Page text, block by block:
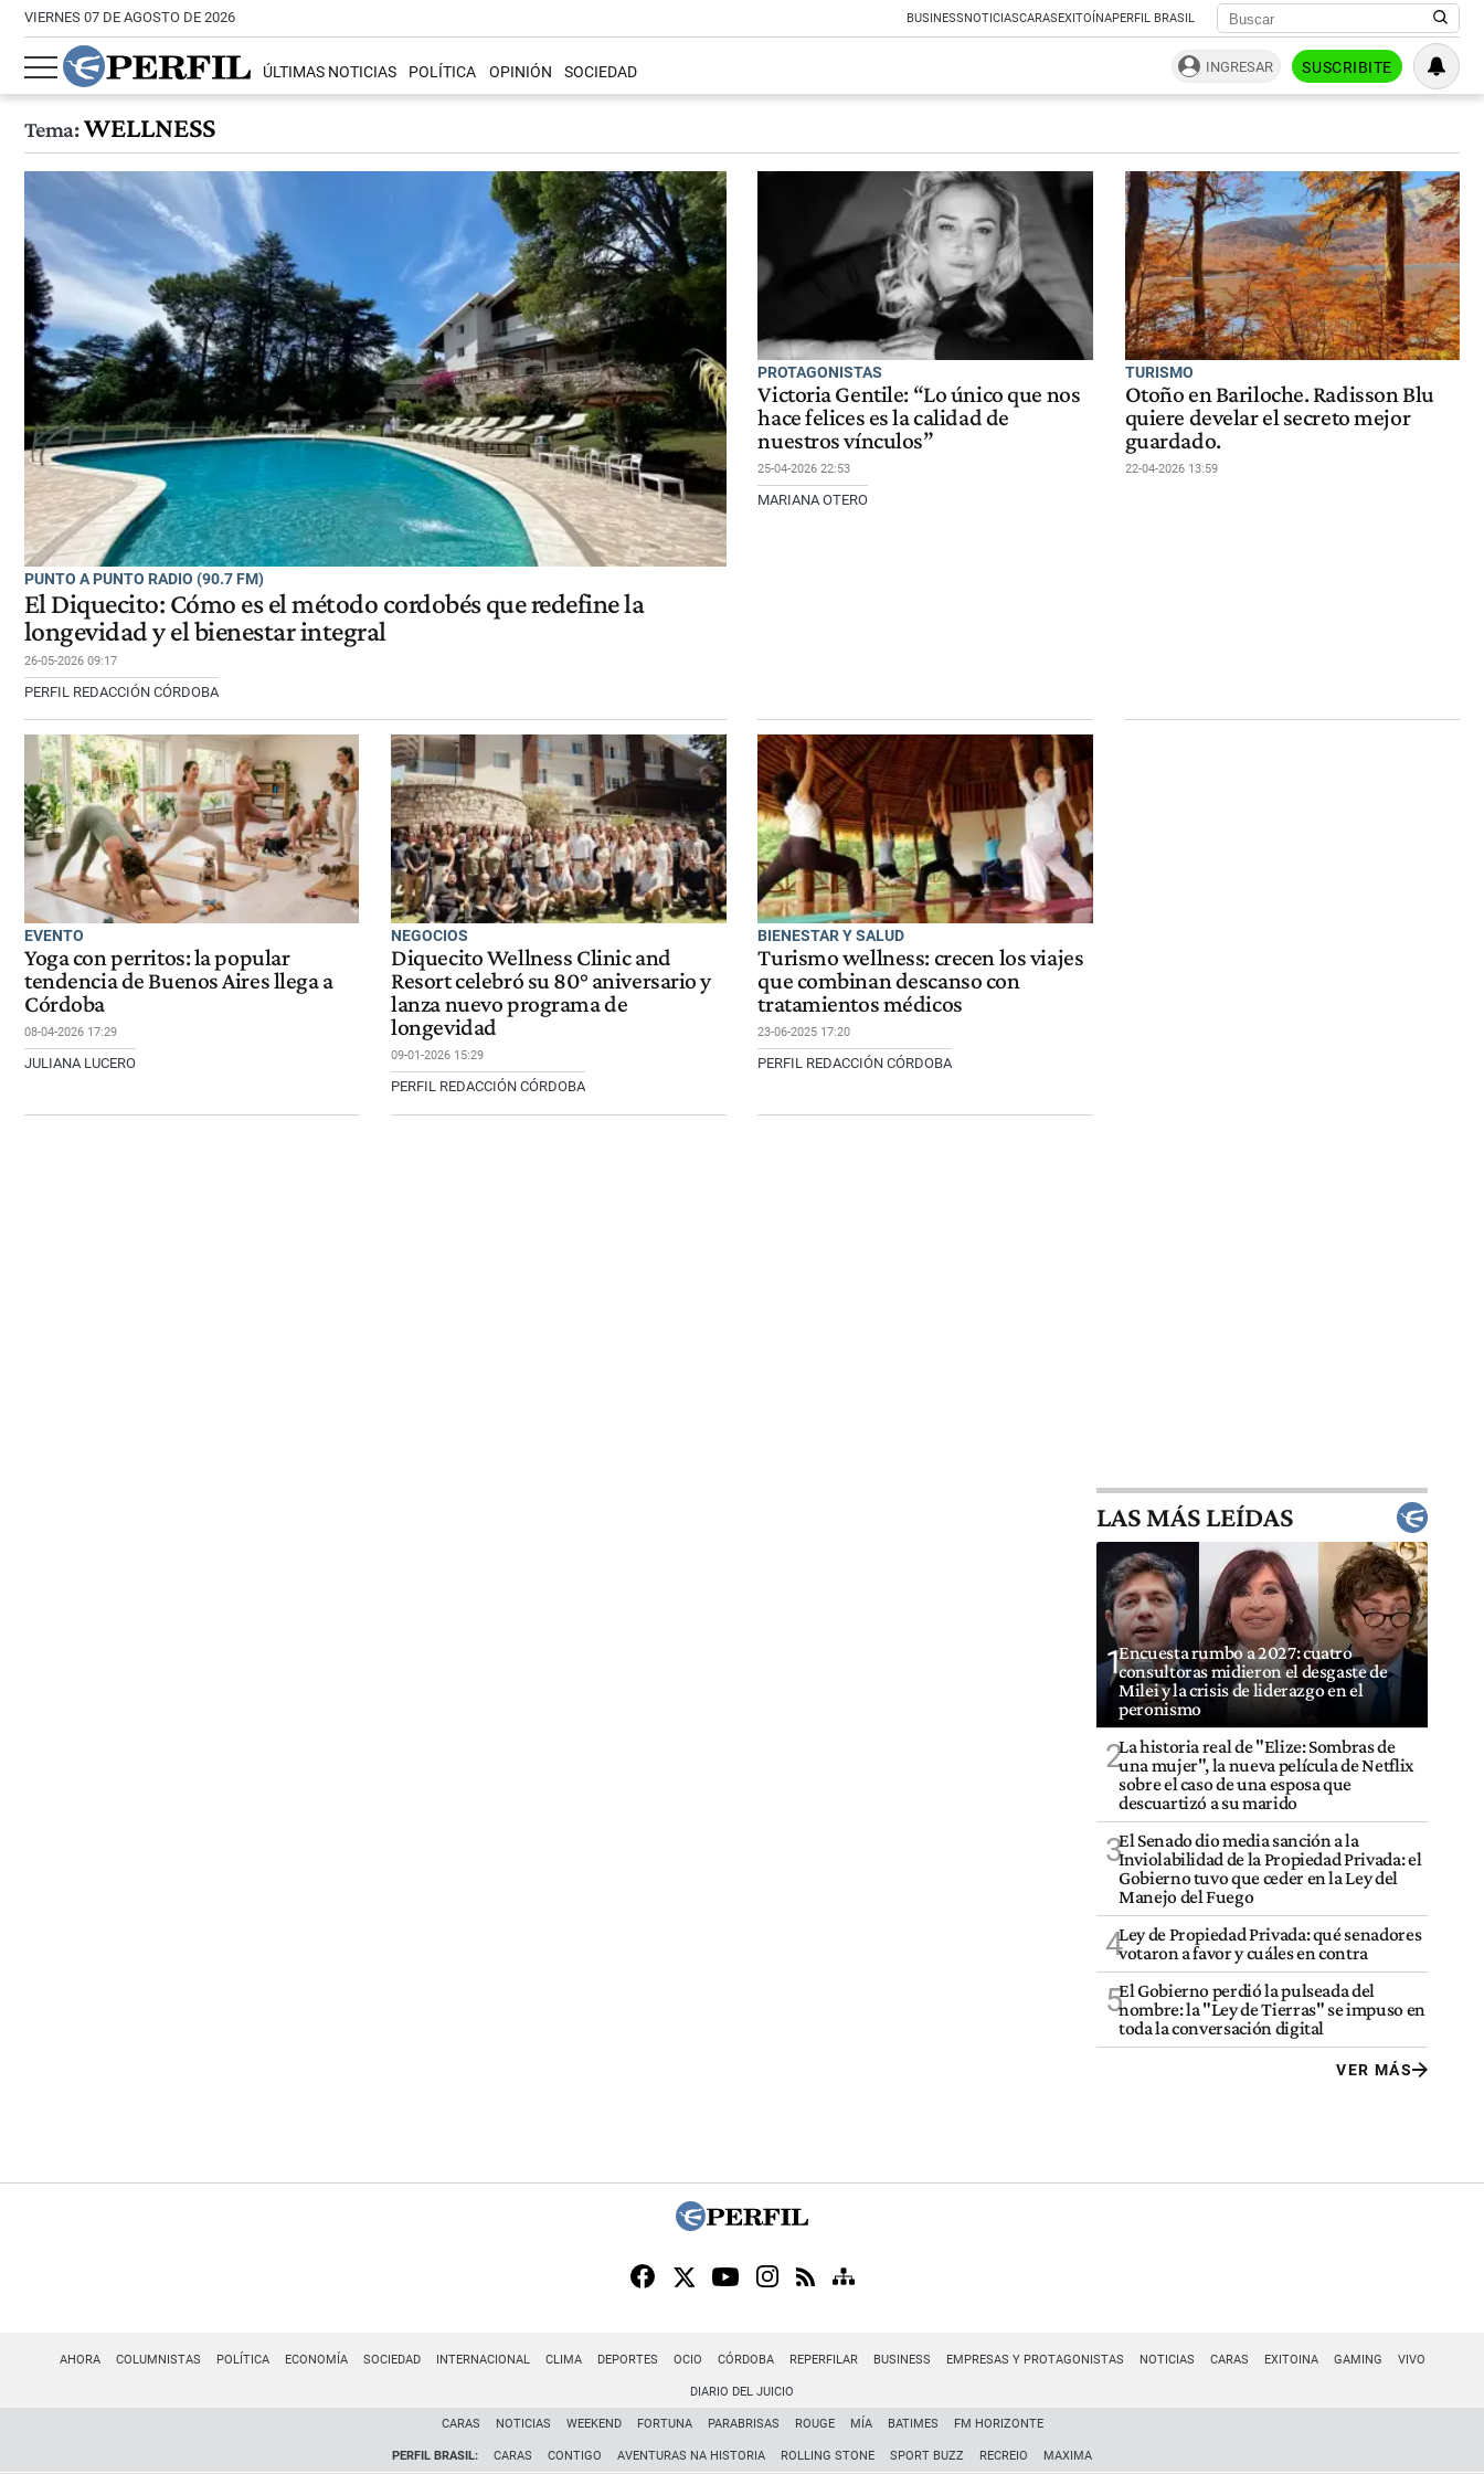
VIERNES 07 DE AGOSTO DE 2026 BUSINESSNOTICIASCARASEXITOÍNAPERFIL BRASIL
ÚLTIMAS NOTICIAS POLÍTICA OPINIÓN SOCIEDAD INGRESAR SUSCRIBITE
Tema:WELLNESS
PUNTO A PUNTO RADIO (90.7 FM)
El Diquecito: Cómo es el método cordobés que redefine la
longevidad y el bienestar integral
26-05-2026 09:17
PERFIL REDACCIÓN CÓRDOBA
PROTAGONISTAS
Victoria Gentile: “Lo único que nos
hace felices es la calidad de
nuestros vínculos”
25-04-2026 22:53
MARIANA OTERO
TURISMO
Otoño en Bariloche. Radisson Blu
quiere develar el secreto mejor
guardado.
22-04-2026 13:59
EVENTO
Yoga con perritos: la popular
tendencia de Buenos Aires llega a
Córdoba
08-04-2026 17:29
JULIANA LUCERO
NEGOCIOS
Diquecito Wellness Clinic and
Resort celebró su 80° aniversario y
lanza nuevo programa de
longevidad
09-01-2026 15:29
PERFIL REDACCIÓN CÓRDOBA
BIENESTAR Y SALUD
Turismo wellness: crecen los viajes
que combinan descanso con
tratamientos médicos
23-06-2025 17:20
PERFIL REDACCIÓN CÓRDOBA
LAS MÁS LEÍDAS
1Encuesta rumbo a 2027: cuatro
consultoras midieron el desgaste de
Milei y la crisis de liderazgo en el
peronismo
2La historia real de "Elize: Sombras de
una mujer", la nueva película de Netflix
sobre el caso de una esposa que
descuartizó a su marido
3El Senado dio media sanción a la
Inviolabilidad de la Propiedad Privada: el
Gobierno tuvo que ceder en la Ley del
Manejo del Fuego
4Ley de Propiedad Privada: qué senadores
votaron a favor y cuáles en contra
5El Gobierno perdió la pulseada del
nombre: la "Ley de Tierras" se impuso en
toda la conversación digital
VER MÁS
AHORA COLUMNISTAS POLÍTICA ECONOMÍA SOCIEDAD INTERNACIONAL CLIMA DEPORTES OCIO CÓRDOBA REPERFILAR BUSINESS EMPRESAS Y PROTAGONISTAS NOTICIAS CARAS EXITOINA GAMING VIVO
DIARIO DEL JUICIO
CARAS NOTICIAS WEEKEND FORTUNA PARABRISAS ROUGE MÍA BATIMES FM HORIZONTE
PERFIL BRASIL: CARAS CONTIGO AVENTURAS NA HISTORIA ROLLING STONE SPORT BUZZ RECREIO MAXIMA